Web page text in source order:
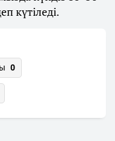
күтіледі.
0